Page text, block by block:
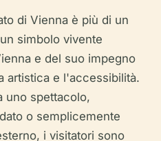
di Vienna è più di un
simbolo vivente
e del suo impegno
artistica e l'accessibilità.
uno spettacolo,
o semplicemente
i visitatori sono